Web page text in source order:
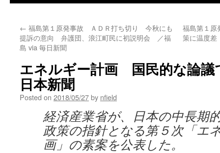
← 福島第１原発事故 ＡＤＲ打ち切り 今秋にも
提訴の意向 弁護団、浪江町民に初説明会 ／福
島 via 毎日新聞
福島第１
策に温度
エネルギー計画 国民的な論議
日本新聞
Posted on 2018/05/27by nfield
経済産業省が、日本の中長期
政策の指針となる第５次「エ
画」の素案を公表した。